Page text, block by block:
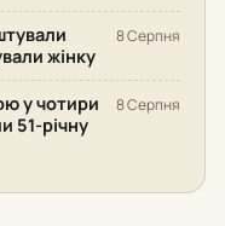
жінку
8 Серпня
у чотири
51-річну
8 Серпня